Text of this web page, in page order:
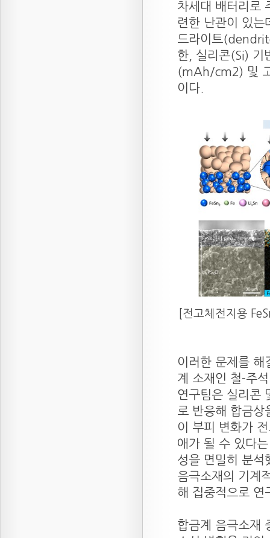
차세대 배터리로
련한 난관이 있는
드라이트
한, 실리콘(Si) 기
(mAh/cm2) 및
이다.
[전고체전지용
이러한 문제를 해
계 소재인 철-주
연구팀은 실리콘
로 반응해 합금상
이 부피 변화가
애가 될 수 있다
성을 면밀히 분석
음극소재의 기계
해 집중적으로 연
합금계 음극소재